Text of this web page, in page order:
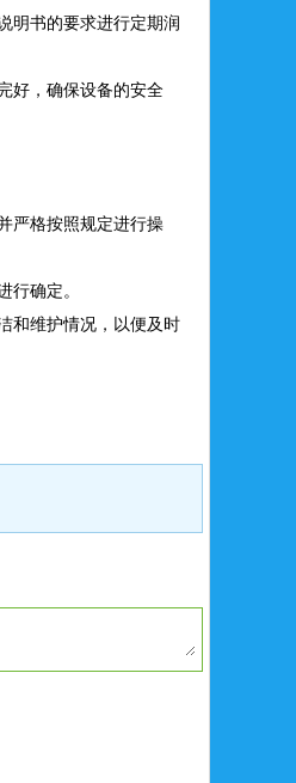
明书的要求进行定期润
好，确保设备的安全
严格按照规定进行操
行确定。
和维护情况，以便及时